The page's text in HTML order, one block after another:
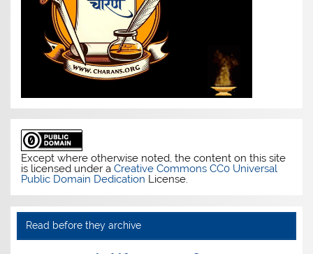
Except where otherwise noted, the content on this site
is licensed under aCreative Commons CC0 Universal
Public Domain Dedication License.
Read before they archive